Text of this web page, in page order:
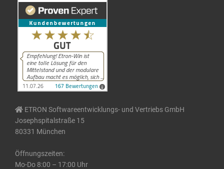
ETRON Softwareentwicklungs- und Vertriebs GmbH
Josephspitalstraße 15
80331 München
Öffnungszeiten:
Mo-Do 8:00 – 17:00 Uhr